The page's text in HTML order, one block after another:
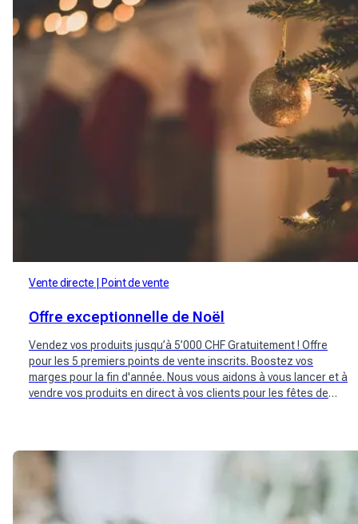
Vente directe Point de vente
Offre exceptionnelle de Noël
Vendez vos produits jusqu’à 5’000 CHF Gratuitement ! Offre
pour les 5 premiers points de vente inscrits. Boostez vos
marges pour la fin d'année. Nous vous aidons à vous lancer et à
vendre vos produits en direct à vos clients pour les fêtes de